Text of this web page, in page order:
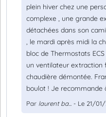
plein hiver chez une
complexe , une grande
détachées dans son
, le mardi après midi la
bloc de Thermostats
un ventilateur extraction
chaudière démontée.
boulot ! Je recommande
Par laurent ba... - Le 21/01/